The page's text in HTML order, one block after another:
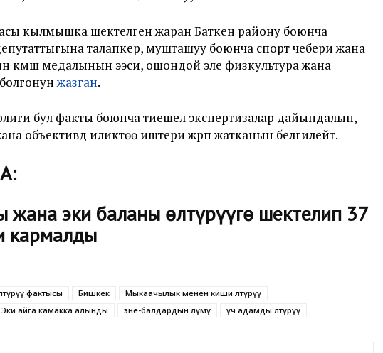
кылмышка шектелген жаран Баткен району боюнча
талапкер, мушташуу боюнча спорт чебери жана
күмүш медалынын ээси, ошондой эле физкультура жана
жазган.
бул факты боюнча тиешелүү экспертизалар дайындалып,
объективдүү иликтөө иштери жүрүп жатканын белгилейт.
жана эки баланы өлтүрүүгө шектелип 37
кармалды
фактысы Бишкек
Мыкаачылык менен киши өлтүрүү
Эки айга камакка алынды эне-балдардын өлүмү үч адамды өлтүрүү